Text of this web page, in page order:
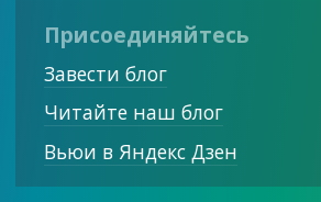
Присоединяйтесь
Завести блог
Читайте наш блог
Вьюи в Яндекс Дзен